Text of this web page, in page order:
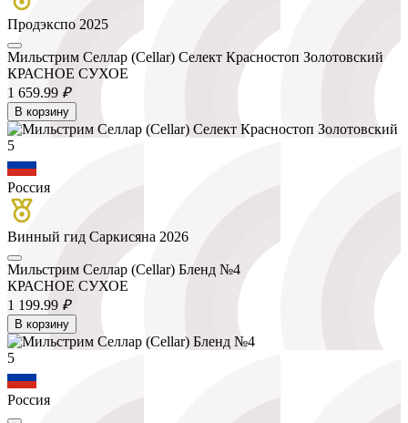
Продэкспо 2025
Мильстрим Селлар (Cellar) Селект Красностоп Золотовский
КРАСНОЕ СУХОЕ
1 659.99 ₽
В корзину
5
Россия
Винный гид Саркисяна 2026
Мильстрим Селлар (Cellar) Бленд №4
КРАСНОЕ СУХОЕ
1 199.99 ₽
В корзину
5
Россия